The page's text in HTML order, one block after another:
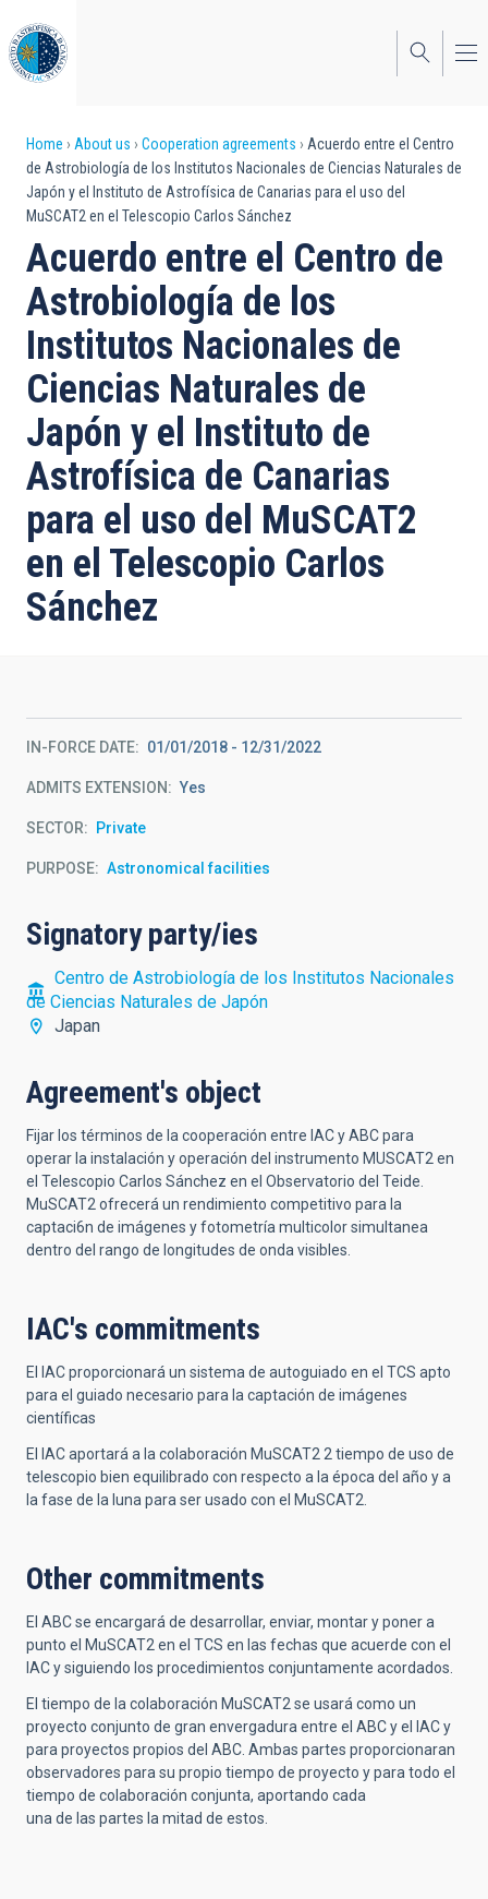
to
main
content
Breadcrumb
Home About us Cooperation agreements
Acuerdo entre el Centro
de Astrobiología de los Institutos Nacionales de Ciencias Naturales de
Japón y el Instituto de Astrofísica de Canarias para el uso del
MuSCAT2 en el Telescopio Carlos Sánchez
Acuerdo entre el Centro de
Astrobiología de los
Institutos Nacionales de
Ciencias Naturales de
Japón y el Instituto de
Astrofísica de Canarias
para el uso del MuSCAT2
en el Telescopio Carlos
Sánchez
IN-FORCE DATE 01/01/2018 - 12/31/2022
ADMITS EXTENSION Yes
SECTOR Private
PURPOSE Astronomical facilities
Signatory party/ies
Centro de Astrobiología de los Institutos Nacionales
de Ciencias Naturales de Japón
Japan
Agreement's object
Fijar los términos de la cooperación entre IAC y ABC para
operar la instalación y operación del instrumento MUSCAT2 en
el Telescopio Carlos Sánchez en el Observatorio del Teide.
MuSCAT2 ofrecerá un rendimiento competitivo para la
captaci6n de imágenes y fotometría multicolor simultanea
dentro del rango de longitudes de onda visibles.
IAC's commitments
El lAC proporcionará un sistema de autoguiado en el TCS apto
para el guiado necesario para la captación de imágenes
científicas
El lAC aportará a la colaboración MuSCAT2 2 tiempo de uso de
telescopio bien equilibrado con respecto a la época del año y a
la fase de la luna para ser usado con el MuSCAT2.
Other commitments
El ABC se encargará de desarrollar, enviar, montar y poner a
punto el MuSCAT2 en el TCS en las fechas que acuerde con el
lAC y siguiendo los procedimientos conjuntamente acordados.
El tiempo de la colaboración MuSCAT2 se usará como un
proyecto conjunto de gran envergadura entre el ABC y el lAC y
para proyectos propios del ABC. Ambas partes proporcionaran
observadores para su propio tiempo de proyecto y para todo el
tiempo de colaboración conjunta, aportando cada
una de las partes la mitad de estos.